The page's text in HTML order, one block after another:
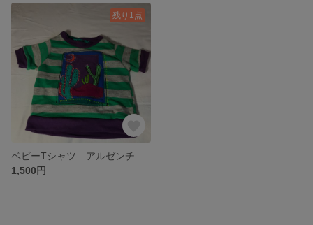
残り1点
1,500円